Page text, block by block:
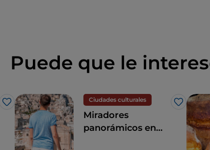
Puede que le
Me gusta
Ciudades culturales
Me
Miradores
panorámicos en